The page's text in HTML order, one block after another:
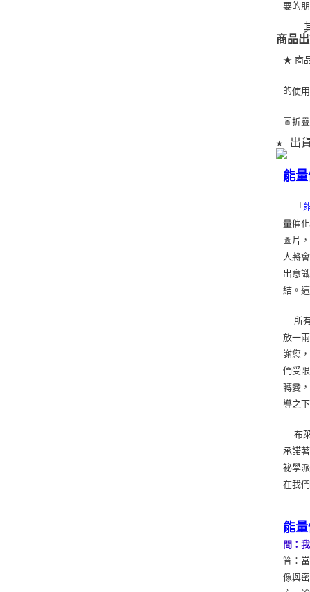
要的
商品
★ 商
的使
圖折
★ 出
能
「
量催
圖片
人將
出意
結。
所有
放一
謝您
們受
轉變
導之
布萊
承諾
祕學
在我
能
問：
答：
像與